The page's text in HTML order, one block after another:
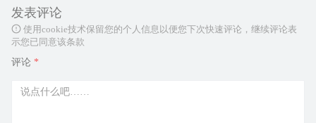
发表评论
使用cookie技术保留您的个人信息以便您下次快速评论，继续评论表
示您已同意该条款
评论 *